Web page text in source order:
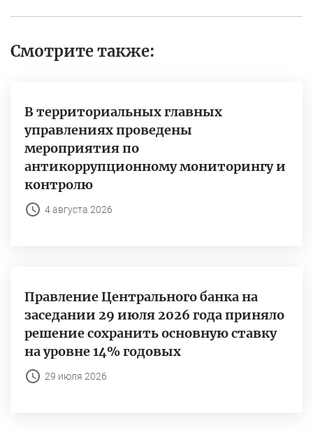
Смотрите также:
В территориальных главных
управлениях проведены
мероприятия по
антикоррупционному мониторингу и
контролю
4 августа 2026
Правление Центрального банка на
заседании 29 июля 2026 года приняло
решение сохранить основную ставку
на уровне 14% годовых
29 июля 2026